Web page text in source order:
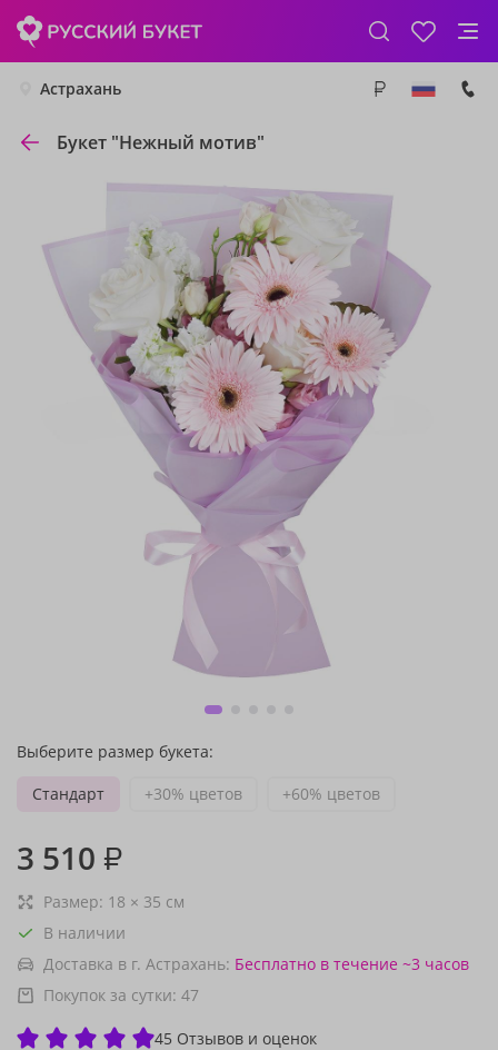
Астрахань
Букет "Нежный мотив"
Выберите размер букета:
Стандарт
+30% цветов +60% цветов
3 510 ₽
Размер: 18 × 35 см
В наличии
Доставка в г. Астрахань: Бесплатно в течение ~3 часов
Покупок за сутки: 47
45 Отзывов и оценок